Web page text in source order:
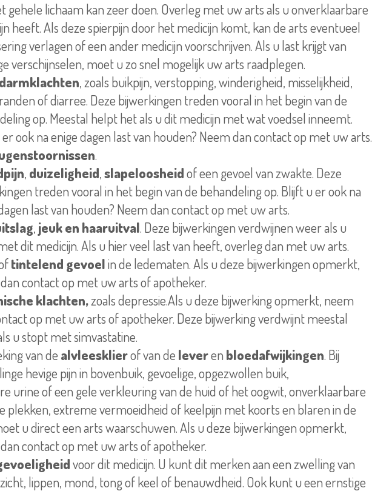
gehele lichaam kan zeer doen. Overlegmet uw arts als u onverklaarbare
heeft. Als deze spierpijn door het medicijn komt, kan de arts eventueel
verlagen of een ander medicijn voorschrijven. Als u last krijgt van
verschijnselen, moet u zo snel mogelijk uw arts raadplegen.
, zoals buikpijn,verstopping, winderigheid, misselijkheid,
of diarree. Deze bijwerkingen treden vooral in het begin van de
op. Meestal helpt het als u dit medicijn met wat voedsel inneemt.
ook na enige dagen last van houden? Neem dan contact op met uw arts.
.
, duizeligheid,slapeloosheidof een gevoel van zwakte. Deze
treden vooral in het begin van de behandeling op. Blijft u er ook na
last van houden? Neem dan contact op met uw arts.
, jeuk en haaruitval. Deze bijwerkingen verdwijnen weer als u
dit medicijn. Als u hier veel last van heeft,overlegdan met uw arts.
tintelend gevoelin de ledematen. Als u deze bijwerkingen opmerkt,
contact op met uw arts of apotheker.
klachten,zoalsdepressie.Als u deze bijwerkingopmerkt, neem
op met uw arts of apotheker. Deze bijwerkingverdwijnt meestal
u stopt met simvastatine.
van de alvleesklierof van de leveren bloedafwijkingen. Bij
hevige pijn in bovenbuik, gevoelige,opgezwollen buik,
urineof een gele verkleuring van de huid of het oogwit, onverklaarbare
plekken, extreme vermoeidheid of keelpijn met koorts en blaren in de
u direct een arts waarschuwen. Als u deze bijwerkingen opmerkt,
contact op met uw arts of apotheker.
voor dit medicijn. U kunt dit merken aan eenzwellingvan
lippen, mond, tong of keel ofbenauwdheid. Ook kunt u een ernstige